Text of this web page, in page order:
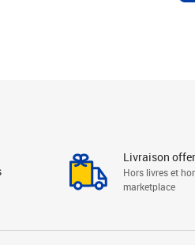
Livraison
Hors livres et
marketplace